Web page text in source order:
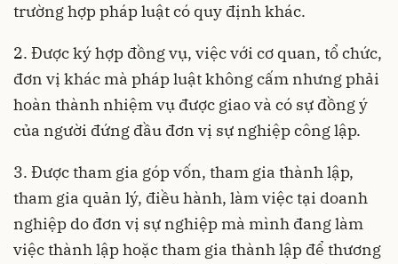
trường hợp pháp luật có quy định khác.
2. Được ký hợp đồng vụ, việc với cơ quan, tổ chức,
đơn vị khác mà pháp luật không cấm nhưng phải
hoàn thành nhiệm vụ được giao và có sự đồng ý
của người đứng đầu đơn vị sự nghiệp công lập.
3. Được tham gia góp vốn, tham gia thành lập,
tham gia quản lý, điều hành, làm việc tại doanh
nghiệp do đơn vị sự nghiệp mà mình đang làm
việc thành lập hoặc tham gia thành lập để thương